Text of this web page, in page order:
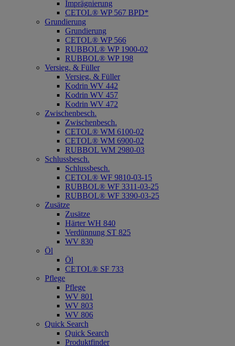
Imprägnierung
CETOL® WP 567 BPD*
Grundierung
Grundierung
CETOL® WP 566
RUBBOL® WP 1900-02
RUBBOL® WP 198
Versieg. & Füller
Versieg. & Füller
Kodrin WV 442
Kodrin WV 457
Kodrin WV 472
Zwischenbesch.
Zwischenbesch.
CETOL® WM 6100-02
CETOL® WM 6900-02
RUBBOL WM 2980-03
Schlussbesch.
Schlussbesch.
CETOL® WF 9810-03-15
RUBBOL® WF 3311-03-25
RUBBOL® WF 3390-03-25
Zusätze
Zusätze
Härter WH 840
Verdünnung ST 825
WV 830
Öl
Öl
CETOL® SF 733
Pflege
Pflege
WV 801
WV 803
WV 806
Quick Search
Quick Search
Produktfinder